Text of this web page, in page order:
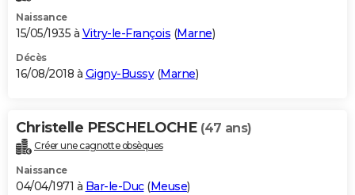
Naissance
15/05/1935 à Vitry-le-François (Marne)
Décès
16/08/2018 à Gigny-Bussy(Marne)
Christelle PESCHELOCHE (47 ans)
Créer une cagnotte obsèques
Naissance
04/04/1971 à Bar-le-Duc(Meuse)